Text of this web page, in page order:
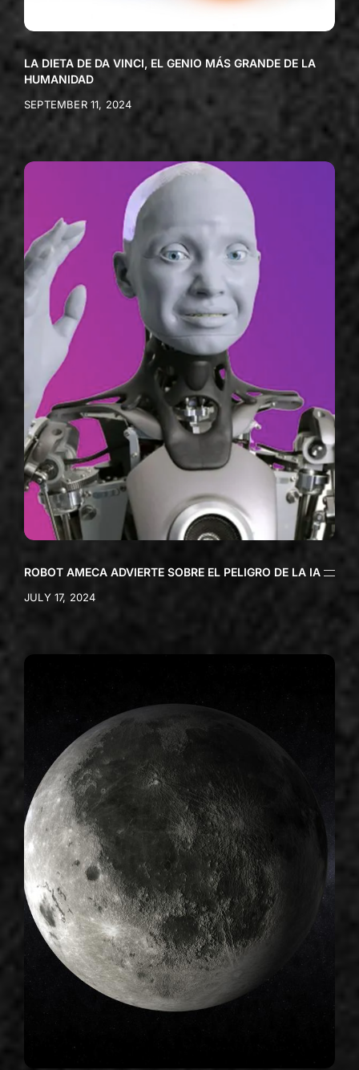
LA DIETA DE DA VINCI, EL GENIO MÁS GRANDE DE LA
HUMANIDAD
SEPTEMBER 11, 2024
ROBOT AMECA ADVIERTE SOBRE EL PELIGRO DE LA IA
JULY 17, 2024